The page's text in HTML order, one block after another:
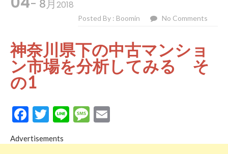
- 8月2018
Posted By : Boomin No Comments
神奈川県下の中古マンショ
ン市場を分析してみる そ
の1
Facebook
Twitter
LineMessage
Advertisements